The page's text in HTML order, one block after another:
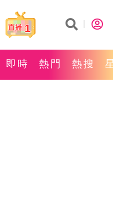
1
即時 熱門 熱搜